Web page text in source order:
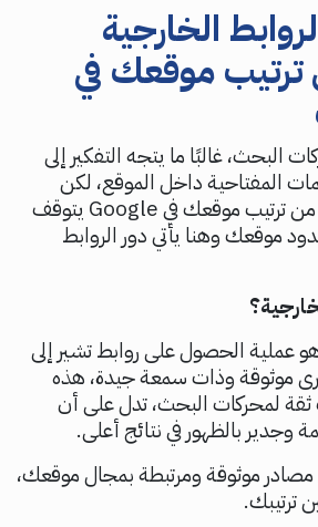
الخارجية
ترتيب موقعك في
البحث، غالبًا ما يتجه التفكير إلى
المفتاحية داخل الموقع، لكن
الحقيقة أن جزءًا كبيرًا من ترتيب موقعك في Google يتوقف
موقعك وهنا يأتي دور الروابط
هو عملية الحصول على روابط تشير إلى
موثوقة وذات سمعة جيدة، هذه
ثقة لمحركات البحث، تدل على أن
بالظهور في نتائج أعلى.
مصادر موثوقة ومرتبطة بمجال موقعك،
ترتيبك.